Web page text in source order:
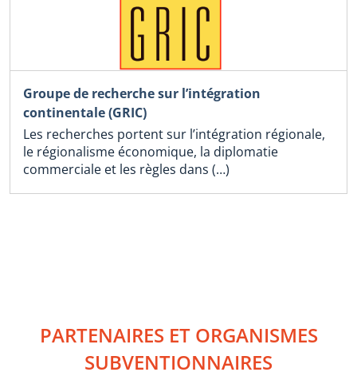
Groupe de recherche sur l’intégration
continentale (GRIC)
Les recherches portent sur l’intégration régionale,
le régionalisme économique, la diplomatie
commerciale et les règles dans (…)
PARTENAIRES ET ORGANISMES
SUBVENTIONNAIRES